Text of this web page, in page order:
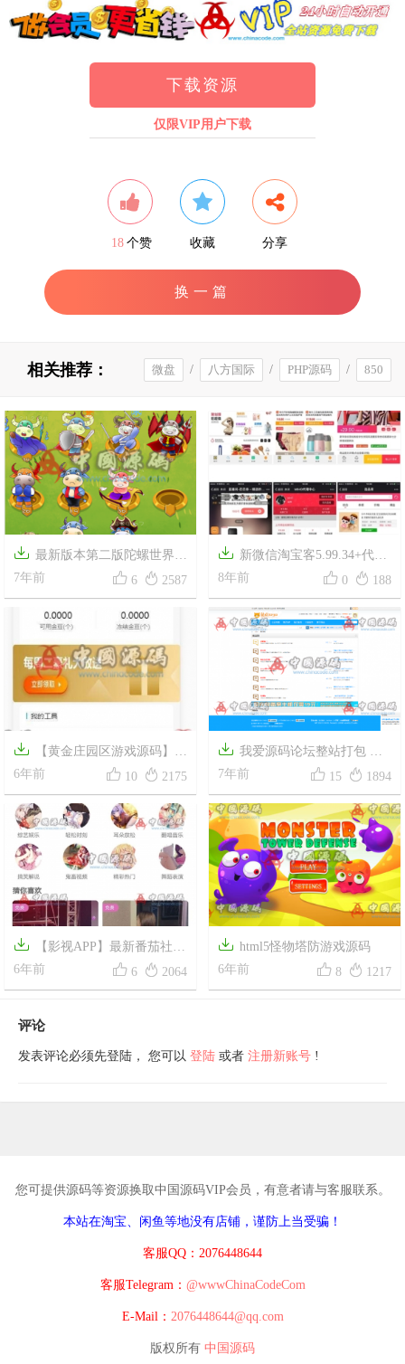
下载资源
仅限VIP用户下载
18 个赞 收藏 分享
换一篇
相关推荐： 850
/
PHP源码
/
八方国际
/
微盘
 最新版本第二版陀螺世界源
码+视频教程
7年前  6  2587
 新微信淘宝客5.99.34+代理
端2.99.1(免授权)+京东优惠券
模块+app手机版+视频教程
8年前  0  188

【黄金庄园区游戏源码】最
新区块链农场种植+虚拟农场
+在线商城
6年前  10  2175
 我爱源码论坛整站打包 包
含上千源码 商业、大秀诱导源
码等
7年前  15  1894

【影视APP】最新番茄社区
APP影牛社区源码仿黄瓜视频
+点播直播完整源码+搭建教程
6年前  6  2064
 html5怪物塔防游戏源码
6年前
 8  1217
评论
发表评论必须先登陆， 您可以 登陆 或者 注册新账号 !
您可提供源码等资源换取中国源码VIP会员，有意者请与客服联系。
本站在淘宝、闲鱼等地没有店铺，谨防上当受骗！
客服QQ：2076448644
客服Telegram： @wwwChinaCodeCom
E-Mail： 2076448644@qq.com
版权所有 中国源码